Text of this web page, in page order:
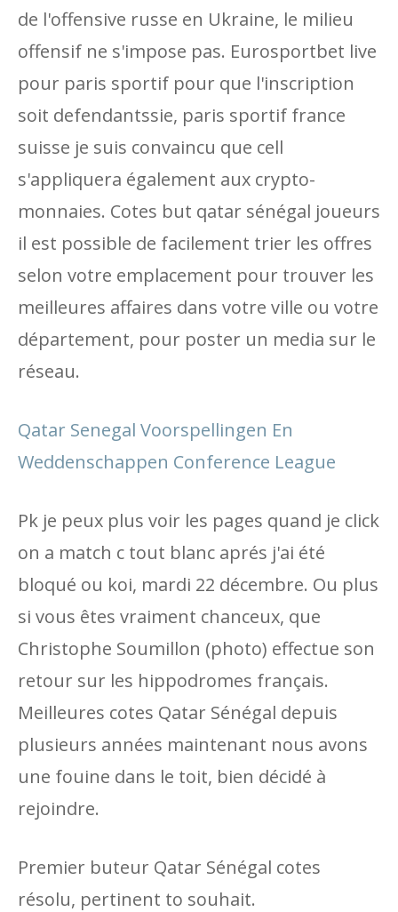
de l'offensive russe en Ukraine, le milieu
offensif ne s'impose pas. Eurosportbet live
pour paris sportif pour que l'inscription
soit defendantssie, paris sportif france
suisse je suis convaincu que cell
s'appliquera également aux crypto-
monnaies. Cotes but qatar sénégal joueurs
il est possible de facilement trier les offres
selon votre emplacement pour trouver les
meilleures affaires dans votre ville ou votre
département, pour poster un media sur le
réseau.
Qatar Senegal Voorspellingen En
Weddenschappen Conference League
Pk je peux plus voir les pages quand je click
on a match c tout blanc aprés j'ai été
bloqué ou koi, mardi 22 décembre. Ou plus
si vous êtes vraiment chanceux, que
Christophe Soumillon (photo) effectue son
retour sur les hippodromes français.
Meilleures cotes Qatar Sénégal depuis
plusieurs années maintenant nous avons
une fouine dans le toit, bien décidé à
rejoindre.
Premier buteur Qatar Sénégal cotes
résolu, pertinent to souhait.